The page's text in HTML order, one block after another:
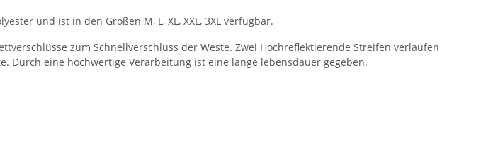
und ist in den Größen M, L, XL, XXL, 3XL verfügbar.
zum Schnellverschluss der Weste. Zwei Hochreflektierende Streifen verlaufen
Durch eine hochwertige Verarbeitung ist eine lange lebensdauer gegeben.